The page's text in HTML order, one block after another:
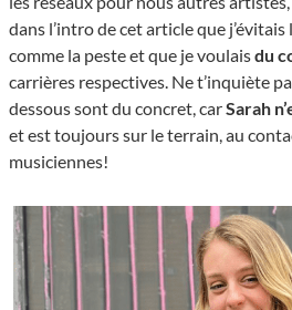
dans l’intro de cet article que
comme la peste et que je voulaisdu
carrières respectives. Ne t’inquiète
dessous sont du concret, carSarah
et est toujours sur le terrain, au
musiciennes!